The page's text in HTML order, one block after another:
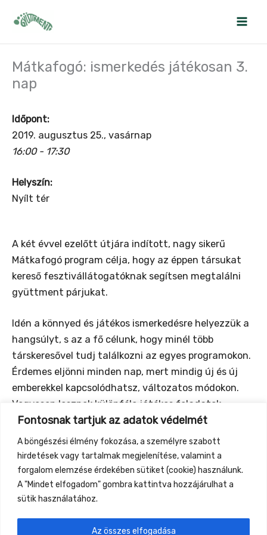
Fontosnak tartjuk az adatok védelmét
A böngészési élmény fokozása, a személyre szabott
hirdetések vagy tartalmak megjelenítése, valamint a
forgalom elemzése érdekében sütiket (cookie) használunk.
A "Mindet elfogadom" gombra kattintva hozzájárulhat a
sütik használatához.
Az összes elfogadása
Mátkafogó: ismerkedés játékosan 3.
nap
Időpont:
2019. augusztus 25., vasárnap
16:00 - 17:30
Helyszín:
Nyílt tér
A két évvel ezelőtt útjára indított, nagy sikerű
Mátkafogó program célja, hogy az éppen társukat
kereső fesztivállátogatóknak segítsen megtalálni
gyüttment párjukat.
Idén a könnyed és játékos ismerkedésre helyezzük a
hangsúlyt, s az a fő célunk, hogy minél több
társkeresővel tudj találkozni az egyes programokon.
Érdemes eljönni minden nap, mert mindig új és új
emberekkel kapcsolódhatsz, változatos módokon.
Vegyesen lesznek különféle játékos feladatok,
mozgásos gyakorlatok, irányított beszélgetések,
amelyek megkönnyítik a közeledést. Sokszínű
program lesz minden alkalommal, így valóban
különleges, élményszerű ismerkedésre számíthatsz.